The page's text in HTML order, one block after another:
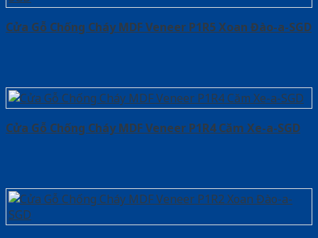
Cửa Gỗ Chống Cháy MDF Veneer P1R5 Xoan Đào-a-SGD
Cửa Gỗ Chống Cháy MDF Veneer P1R4 Căm Xe-a-SGD